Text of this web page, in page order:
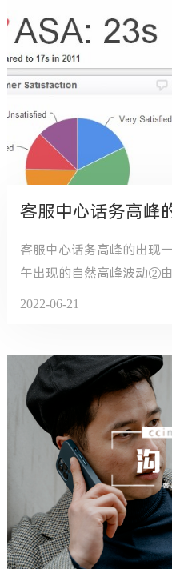
客服中心话务高峰
客服中心话务高峰的出现
午出现的自然高峰波动②
其它时间点的规律高峰 ③
2022-06-21